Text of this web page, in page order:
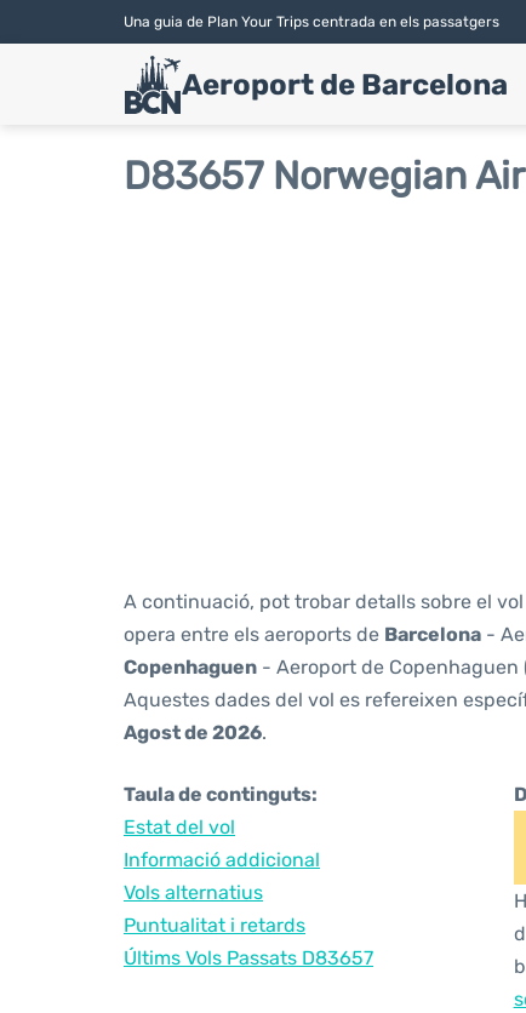
Una guia de Plan Your Trips centrada en els passatgers
Aeroport de Barcelona
D83657 Norwegian
A continuació, pot trobar detalls sobre el vol
opera entre els aeroports de Barcelona -
Copenhaguen - Aeroport de Copenhaguen
Aquestes dades del vol es refereixen
Agost de 2026.
Taula de continguts:
Estat del vol
Informació addicional
Vols alternatius
Puntualitat i retards
Últims Vols Passats D83657